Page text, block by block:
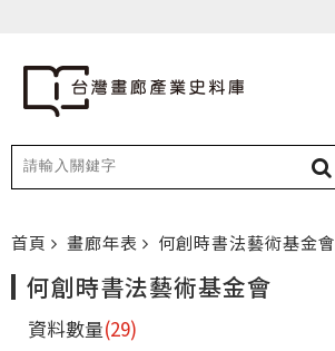
首頁 畫廊年表 何創時書法藝術基金會
何創時書法藝術基金會
資料數量(29)